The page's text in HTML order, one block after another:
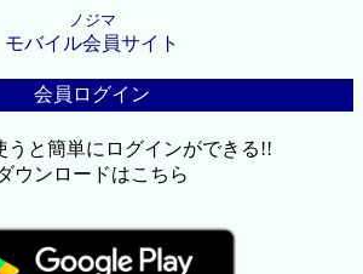
ノジマ
モバイル会員サイト
会員ログイン
うと簡単にログインができる!!
ウンロードはこちら